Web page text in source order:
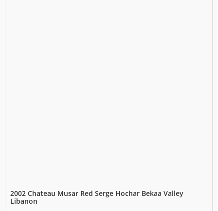
2002 Chateau Musar Red Serge Hochar Bekaa Valley
Libanon